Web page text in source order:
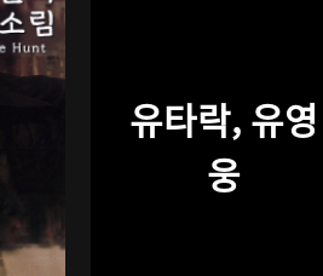
유타락, 유영
웅